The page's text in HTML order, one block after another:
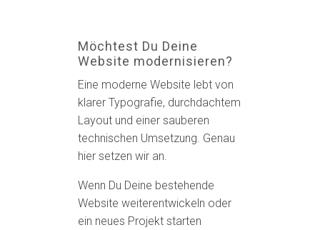
Möchtest Du Deine
Website modernisieren?
Eine moderne Website lebt von
klarer Typografie, durchdachtem
Layout und einer sauberen
technischen Umsetzung. Genau
hier setzen wir an.
Wenn Du Deine bestehende
Website weiterentwickeln oder
ein neues Projekt starten